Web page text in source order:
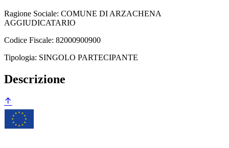
Ragione Sociale: COMUNE DI ARZACHENA
AGGIUDICATARIO
Codice Fiscale: 82000900900
Tipologia: SINGOLO PARTECIPANTE
Descrizione